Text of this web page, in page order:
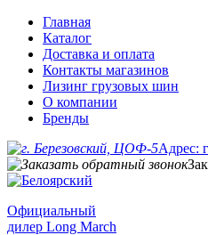
Главная
Каталог
Доставка и оплата
Контакты магазинов
Лизинг грузовых шин
О компании
Бренды
Адрес:
Официальный
дилер Long March